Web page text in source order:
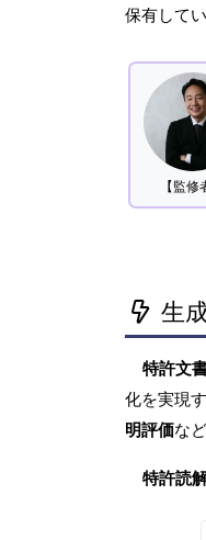
保有して
【監修
生
特許文
化を実現
明評価な
特許読